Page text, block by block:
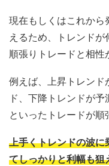
現在もしくはこれから
えるため、トレンド
順張りトレードと相性
例えば、上昇トレンド
ド、下降トレンドが予
といったトレードが順
上手くトレンドの波に
てしっかりと利幅も